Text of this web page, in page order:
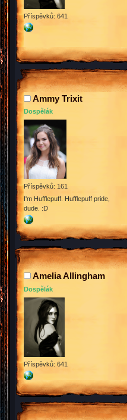
Příspěvků: 641
Ammy Trixit
Dospělák
Příspěvků: 161
I'm Hufflepuff. Hufflepuff pride,
dude. :D
Amelia Allingham
Dospělák
Příspěvků: 641